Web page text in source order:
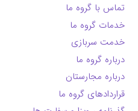
تماس با گروه ما
خدمات گروه ما
خدمت سربازی
درباره گروه ما
درباره مجارستان
قراردادهای گروه ما